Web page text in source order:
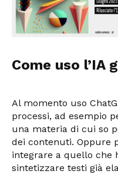
Come uso l’IA
Al momento uso
processi, ad esempio
una materia di cui so
dei contenuti. Oppure
integrare a quello che
sintetizzare testi già